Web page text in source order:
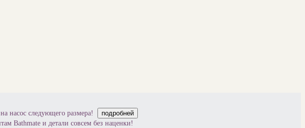
насос следующего размера!
подробней
Bathmate и детали совсем без наценки!